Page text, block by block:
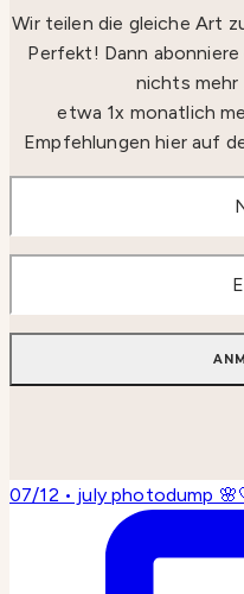
Wir teilen die gleiche Art
Perfekt! Dann
nichts mehr
etwa 1x monatlich
Empfehlungen hier auf
07/12 • july photodump